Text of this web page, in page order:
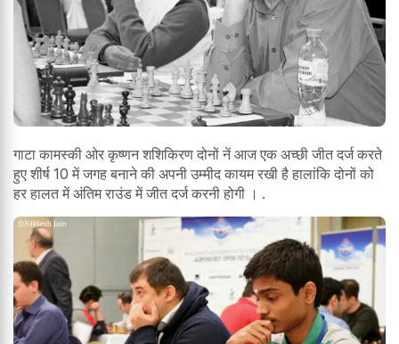
गाटा कामस्की ओर कृष्णन शशिकिरण दोनों नें आज एक अच्छी जीत दर्ज करते
हुए शीर्ष 10 में जगह बनाने की अपनी उम्मीद कायम रखी है हालांकि दोनों को
हर हालत में अंतिम राउंड में जीत दर्ज करनी होगी । .